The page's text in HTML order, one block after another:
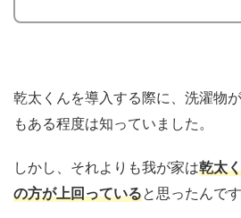
乾太くんを導入する際に、洗濯物
もある程度は知っていました。
しかし、それよりも我が家は乾太
の方が上回っていると思ったんです